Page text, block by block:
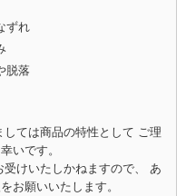
ずれ
脱落
ては商品の特性として ご理
いです。
けいたしかねますので、 あ
お願いいたします。